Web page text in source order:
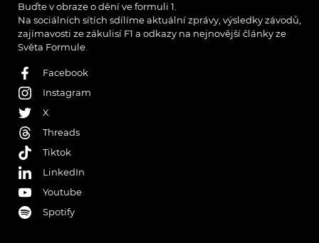
Buďte v obraze o dění ve formuli 1.
Na sociálních sítích sdílíme aktuální zprávy, výsledky závodů,
zajímavosti ze zákulisí F1 a odkazy na nejnovější články ze
Světa Formule.
Facebook
Instagram
X
Threads
Tiktok
LinkedIn
Youtube
Spotify